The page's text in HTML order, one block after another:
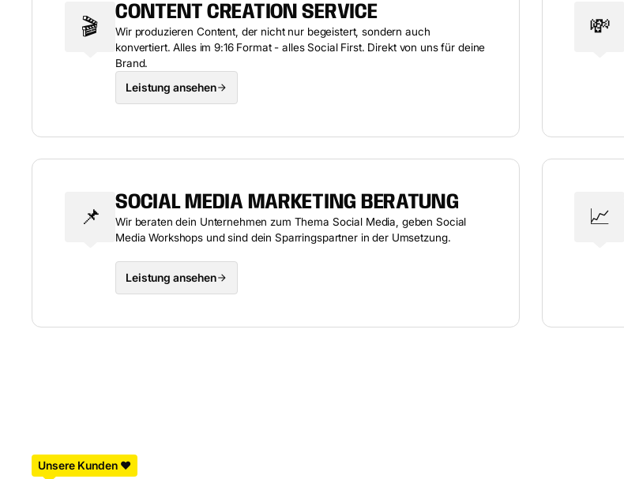
🎬
CONTENT CREATION SERVICE
Wir produzieren Content, der nicht nur begeistert, sondern auch
konvertiert. Alles im 9:16 Format - alles Social First. Direkt von uns für deine
Brand.
Leistung ansehen
💸
📌
SOCIAL MEDIA MARKETING BERATUNG
Wir beraten dein Unternehmen zum Thema Social Media, geben Social
Media Workshops und sind dein Sparringspartner in der Umsetzung.
Leistung ansehen
📈
Unsere Kunden ❤️